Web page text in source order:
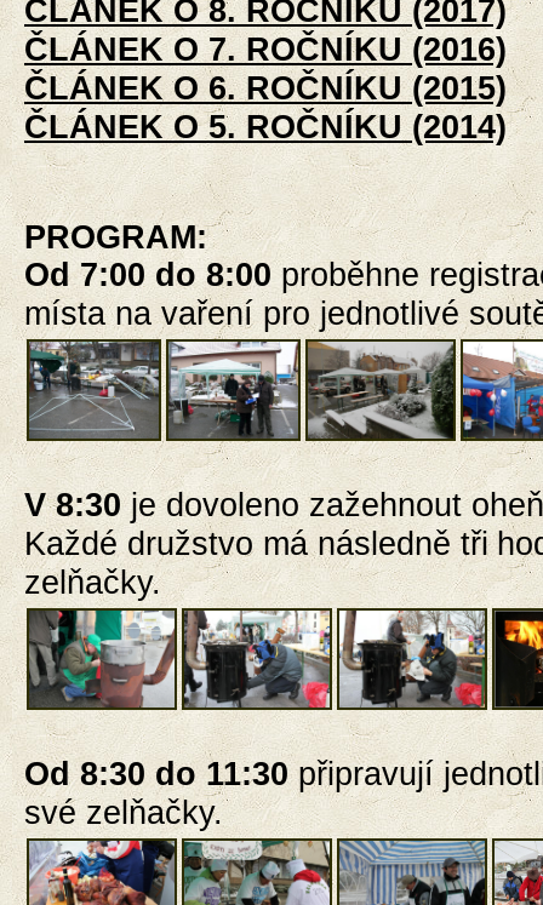
ČLÁNEK O 8. ROČNÍKU (2017)
ČLÁNEK O 7. ROČNÍKU (2016)
ČLÁNEK O 6. ROČNÍKU (2015)
ČLÁNEK O 5. ROČNÍKU (2014)
PROGRAM:
Od 7:00 do 8:00proběhne
místa na vaření pro jednotlivé
V 8:30je dovolenozažehnout
Každé družstvo má následně tři
zelňačky.
Od 8:30 do 11:30připravují
své zelňačky.